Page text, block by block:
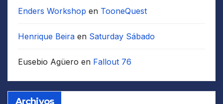
Enders Workshop en TooneQuest
Henrique Beira en Saturday Sábado
Eusebio Agüero en Fallout 76
Archivos